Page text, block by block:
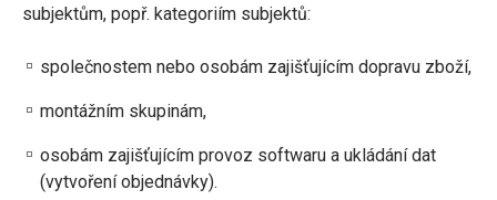
subjektům, popř. kategoriím subjektů:
společnostem nebo osobám zajišťujícím dopravu zboží,
montážním skupinám,
osobám zajišťujícím provoz softwaru a ukládání dat
(vytvoření objednávky).